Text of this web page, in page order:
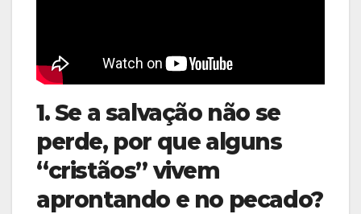
1. Se a salvação não se
perde, por que alguns
“cristãos” vivem
aprontando e no pecado?